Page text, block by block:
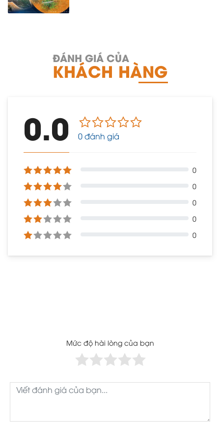
ĐÁNH GIÁ CỦA
KHÁCH HÀNG
0.0 0 đánh giá
0
0
0
0
0
Mức độ hài lòng của bạn